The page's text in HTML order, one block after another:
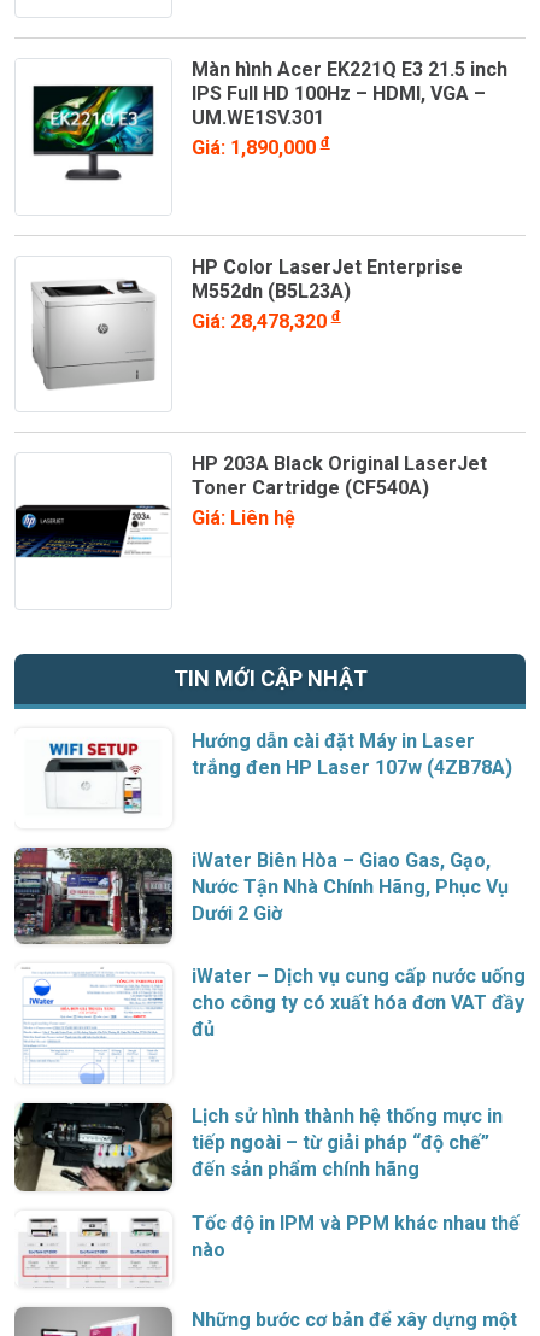
Màn hình Acer EK221Q E3 21.5 inch
IPS Full HD 100Hz – HDMI, VGA –
UM.WE1SV.301
Giá: 1,890,000đ
HP Color LaserJet Enterprise
M552dn (B5L23A)
Giá: 28,478,320đ
HP 203A Black Original LaserJet
Toner Cartridge (CF540A)
Giá: Liên hệ
TIN MỚI CẬP NHẬT
Hướng dẫn cài đặt Máy in Laser
trắng đen HP Laser 107w (4ZB78A)
iWater Biên Hòa – Giao Gas, Gạo,
Nước Tận Nhà Chính Hãng, Phục Vụ
Dưới 2 Giờ
iWater – Dịch vụ cung cấp nước uống
cho công ty có xuất hóa đơn VAT đầy
đủ
Lịch sử hình thành hệ thống mực in
tiếp ngoài – từ giải pháp “độ chế”
đến sản phẩm chính hãng
Tốc độ in IPM và PPM khác nhau thế
nào
Những bước cơ bản để xây dựng một